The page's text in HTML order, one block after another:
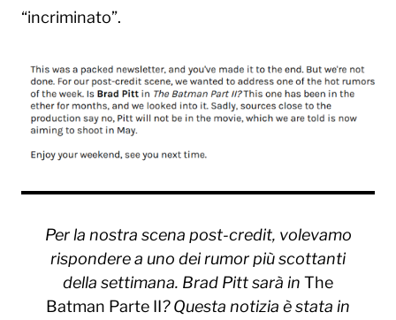
“incriminato”.
Per la nostra scena post-credit, volevamo
rispondere a uno dei rumor più scottanti
della settimana. Brad Pitt sarà in The
Batman Parte II? Questa notizia è stata in